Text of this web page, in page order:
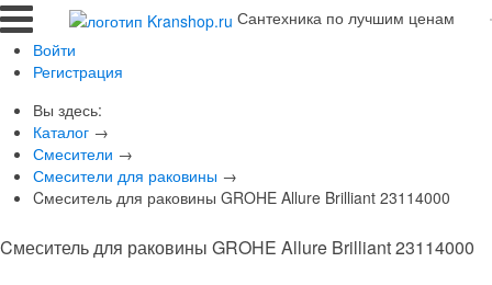
Сантехника по лучшим ценам
Войти
Регистрация
Вы здесь:
Каталог →
Смесители →
Смесители для раковины →
Cмеситель для раковины GROHE Allure Brilliant 23114000
Cмеситель для раковины GROHE Allure Brilliant 23114000